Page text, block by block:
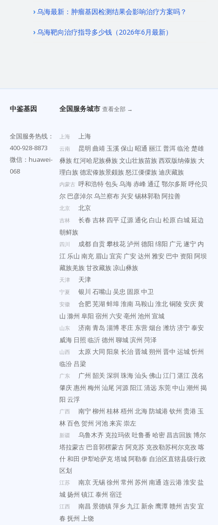
乌海最新：肿瘤基因检测结果会影响治疗方案吗？
乌海靶向治疗指导多少钱（2026年6月最新）
中鉴基因
全国服务热线：
400-928-8873
微信：huawei-
068
全国服务城市 查看全部 →
上海 上海
云南 昆明 曲靖 玉溪保山 昭通 丽江普洱临沧楚雄
彝族红河哈尼族彝族文山壮族苗族西双版纳傣族 大
理白族德宏傣族景颇族怒江傈僳族迪庆藏族
内蒙古 呼和浩特包头乌海赤峰通辽 鄂尔多斯呼伦贝
尔 巴彦淖尔乌兰察布 兴安锡林郭勒 阿拉善
北京 北京
吉林 长春 吉林 四平辽源通化 白山 松原 白城延边
朝鲜族
四川 成都 自贡攀枝花泸州 德阳 绵阳 广元遂宁 内
江 乐山 南充 眉山 宜宾 广安达州 雅安 巴中 资阳 阿坝
藏族羌族甘孜藏族凉山彝族
天津 天津
宁夏 银川 石嘴山 吴忠 固原中卫
安徽 合肥芜湖 蚌埠淮南马鞍山 淮北铜陵 安庆黄
山 滁州 阜阳 宿州 六安亳州 池州 宣城
山东 济南青岛 淄博枣庄 东营烟台 潍坊济宁泰安
威海 日照 临沂德州 聊城滨州 菏泽
山西 太原 大同 阳泉 长治晋城朔州 晋中 运城忻州
临汾 吕梁
广东 广州 韶关 深圳 珠海汕头佛山 江门 湛江 茂名
肇庆惠州 梅州 汕尾 河源阳江清远 东莞中山 潮州 揭
阳 云浮
广西 南宁柳州 桂林梧州 北海防城港钦州 贵港 玉
林百色贺州 河池来宾崇左
新疆 乌鲁木齐 克拉玛依 吐鲁番 哈密 昌吉回族博尔
塔拉蒙古 巴音郭楞蒙古阿克苏 克孜勒苏柯尔克孜喀
什和田 伊犁哈萨克塔城阿勒泰 自治区直辖县级行政
区划
江苏 南京无锡徐州 常州 苏州 南通 连云港淮安盐
城扬州 镇江泰州 宿迁
江西 南昌 景德镇萍乡 九江 新余鹰潭赣州 吉安宜
春 抚州 上饶